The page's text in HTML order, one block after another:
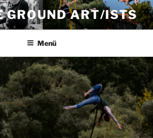
GROUND ART/ISTS
Menü